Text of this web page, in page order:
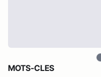
MOTS-CLES